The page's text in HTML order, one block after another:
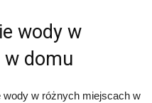
wody w
domu
wody w różnych miejscach w